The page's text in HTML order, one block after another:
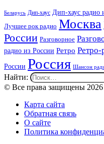
Беларусь Дип-хаус Дип-хаус радио
Лучшее рок радио Москва
России Разговорное
радио из России Ретро Ретро-
России Россия Шансон
Найти:
© Все права защищены 2026
Карта сайта
Обратная связь
О сайте
Политика